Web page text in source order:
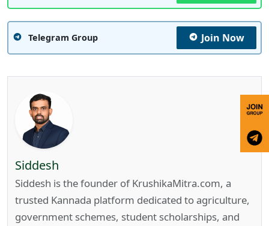
Telegram Group Join Now
Siddesh
Siddesh is the founder of KrushikaMitra.com, a
trusted Kannada platform dedicated to agriculture,
government schemes, student scholarships, and